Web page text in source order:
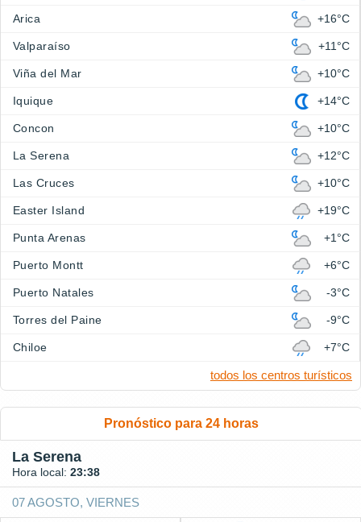
Arica +16°C
Valparaíso +11°C
Viña del Mar +10°C
Iquique +14°C
Concon +10°C
La Serena +12°C
Las Cruces +10°C
Easter Island +19°C
Punta Arenas +1°C
Puerto Montt +6°C
Puerto Natales -3°C
Torres del Paine -9°C
Chiloe +7°C
todos los centros turísticos
Pronóstico para 24 horas
La Serena
Hora local: 23:38
07 AGOSTO, VIERNES